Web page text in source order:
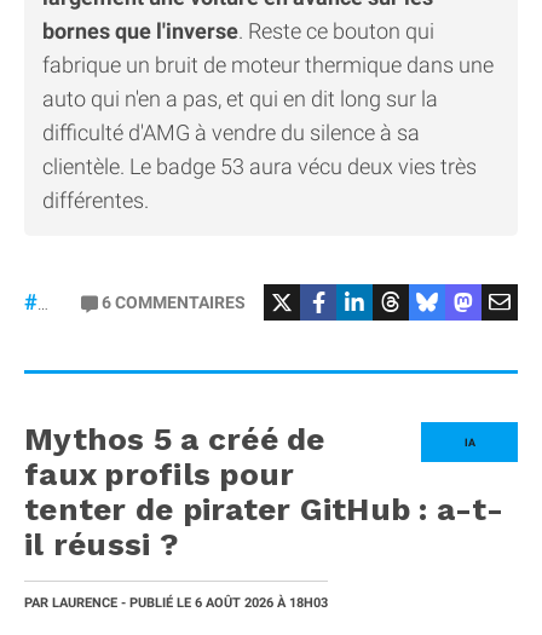
bornes que l'inverse. Reste ce bouton qui
fabrique un bruit de moteur thermique dans une
auto qui n'en a pas, et qui en dit long sur la
difficulté d'AMG à vendre du silence à sa
clientèle. Le badge 53 aura vécu deux vies très
différentes.
#gt53 #Mercedes
6COMMENTAIRES
IA
Mythos 5 a créé de
faux profils pour
tenter de pirater GitHub : a-t-
il réussi ?
PAR LAURENCE - PUBLIÉ LE 6 AOÛT 2026 À 18H03